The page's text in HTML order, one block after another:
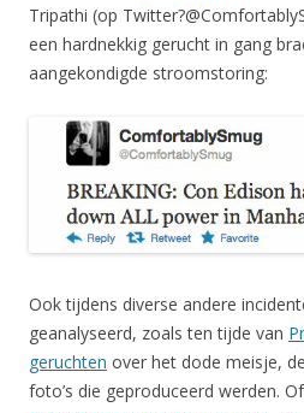
Tripathi (op
een hardnekkig gerucht in gang
aangekondigde stroomstoring:
Ook tijdens diverse andere
geanalyseerd, zoals ten tijde van
geruchten over het dode meisje,
foto’s die geproduceerd werden.